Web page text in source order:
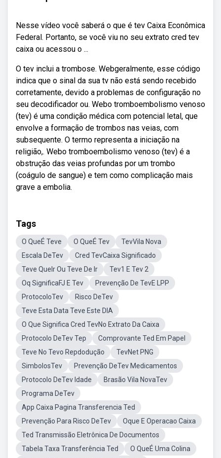
Nesse vídeo você saberá o que é tev Caixa Econômica
Federal. Portanto, se você viu no seu extrato cred tev
caixa ou acessou o ...
O tev inclui a trombose. Webgeralmente, esse código
indica que o sinal da sua tv não está sendo recebido
corretamente, devido a problemas de configuração no
seu decodificador ou. Webo tromboembolismo venoso
(tev) é uma condição médica com potencial letal, que
envolve a formação de trombos nas veias, com
subsequente. O termo representa a iniciação na
religião,. Webo tromboembolismo venoso (tev) é a
obstrução das veias profundas por um trombo
(coágulo de sangue) e tem como complicação mais
grave a embolia.
Tags
O QueÉ Teve O QueÉ Tev
TevVila Nova
Escala DeTev
Cred TevCaixa Significado
Teve QueIr Ou Teve De Ir
Tev1 E Tev 2
Oq SignificaFJ E Tev
Prevenção De TevE LPP
ProtocoloTev
Risco DeTev
Teve Esta Data Teve Este DIA
O Que Significa Cred TevNo Extrato Da Caixa
Protocolo DeTev Tep
Comprovante Ted Em Papel
Teve No Tevo Repdodução
TevNet PNG
SimbolosTev
Prevenção DeTev Medicamentos
Protocolo DeTev Idade
Brasão Vila NovaTev
Programa DeTev
App Caixa Pagina Transferencia Ted
Prevenção Para Risco DeTev
Oque E Operacao Caixa
Ted Transmissão Eletrônica De Documentos
Tabela Taxa Transferência Ted
O QueÉ Uma Colina